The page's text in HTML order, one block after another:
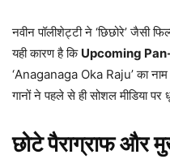
नवीन पॉलीशेट्टी ने ‘छिछोरे’ जैसी
यही कारण है कि Upcoming
‘Anaganaga Oka Raju’ का
गानों ने पहले से ही सोशल मीडिया
छोटे पैराग्राफ और